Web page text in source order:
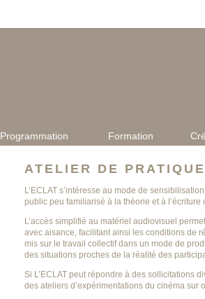
Programmation Formation
ATELIER DE PRATIQUE
L’ECLAT s’intéresse au mode de
public peu familiarisé à la théorie et à
L’accès simplifié au matériel audiovisuel
avec aisance, facilitant ainsi les conditions de
mis sur le travail collectif dans un mode de
des situations proches de la réalité des
Si L’ECLAT peut répondre à des sollicitations
des ateliers d’expérimentations du cinéma sur